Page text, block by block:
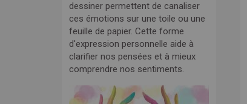
dessiner permettent de canaliser
ces émotions sur une toile ou une
feuille de papier. Cette forme
d'expression personnelle aide à
clarifier nos pensées et à mieux
comprendre nos sentiments.